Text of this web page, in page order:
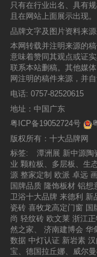
只有在行业出名、具有
且在网站上面展示出现。
品牌文字及图片资料来
本网转载并注明来源的
意味着赞同其观点或证
联系本站删稿。其他媒
网注明的稿件来源，并
电话: 0757-82520615
地址：中国广东
粤ICP备19052724号
版权所有：十大品牌网
标签:
潭洲展 新中源陶
业 颗粒板、多层板、生
源 整家定制 欧派 卓远
国牌品质 隆饰板材 铝想
卫浴十大品牌 来德利 新
瓷砖 喜牧龙高定门窗 国
尚 轻纹砖 欧文莱 浙江正
然之家、
济南建博会 华
数据 中灯认证 新岩素
宝、德国拉丘娜、威尔